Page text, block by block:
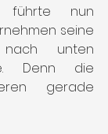
führte nun
seine
unten
Denn die
gerade